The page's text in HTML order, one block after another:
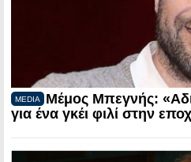
MEDIA
Μέμος Μπεγνής:
για ένα γκέι φιλί στην